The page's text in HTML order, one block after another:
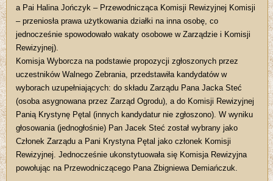
a Pai Halina Jończyk – Przewodnicząca Komisji Rewizyjnej Komisji
– przeniosła prawa użytkowania działki na inna osobę, co
jednocześnie spowodowało wakaty osobowe w Zarządzie i Komisji
Rewizyjnej).
Komisja Wyborcza na podstawie propozycji zgłoszonych przez
uczestników Walnego Zebrania, przedstawiła kandydatów w
wyborach uzupełniających: do składu Zarządu Pana Jacka Steć
(osoba asygnowana przez Zarząd Ogrodu), a do Komisji Rewizyjnej
Panią Krystynę Pętal (innych kandydatur nie zgłoszono). W wyniku
głosowania (jednogłośnie) Pan Jacek Steć został wybrany jako
Członek Zarządu a Pani Krystyna Pętal jako członek Komisji
Rewizyjnej. Jednocześnie ukonstytuowała się Komisja Rewizyjna
powołując na Przewodniczącego Pana Zbigniewa Demiańczuk.